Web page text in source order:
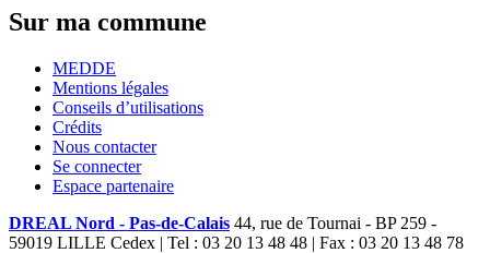
Sur ma commune
MEDDE
Mentions légales
Conseils d’utilisations
Crédits
Nous contacter
Se connecter
Espace partenaire
DREAL Nord - Pas-de-Calais 44, rue de Tournai - BP 259 -
59019 LILLE Cedex | Tel : 03 20 13 48 48 | Fax : 03 20 13 48 78